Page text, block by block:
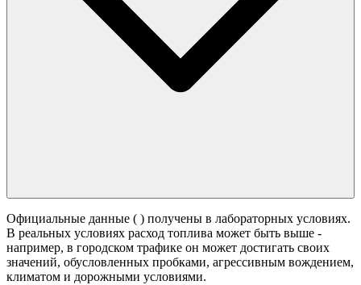
Официальные данные ( ) получены в лабораторных условиях.
В реальных условиях расход топлива может быть выше -
например, в городском трафике он может достигать своих
значений, обусловленных пробками, агрессивным вождением,
климатом и дорожными условиями.